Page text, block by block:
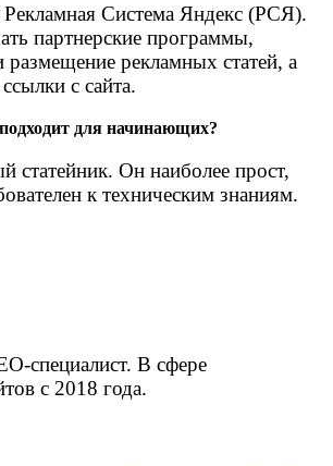
Система Яндекс (РСЯ).
партнерские программы,
рекламных статей, а
с сайта.
для начинающих?
статейник. Он наиболее прост,
к техническим знаниям.
специалист. В сфере
с 2018 года.